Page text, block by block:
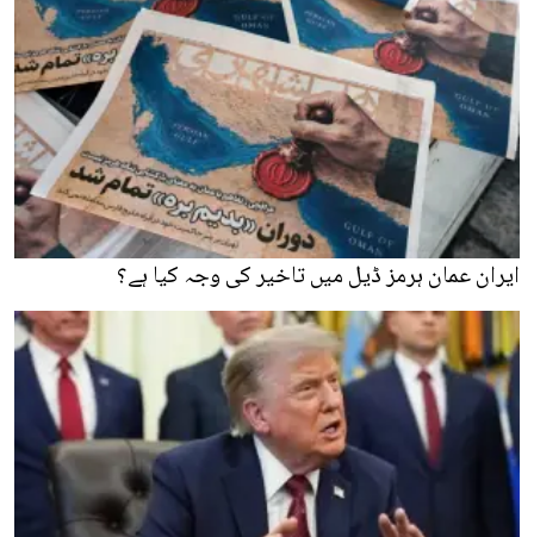
ایران عمان ہرمز ڈیل میں تاخیر کی وجہ کیا ہے؟